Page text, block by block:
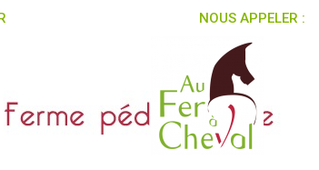
NOUS APPELER :